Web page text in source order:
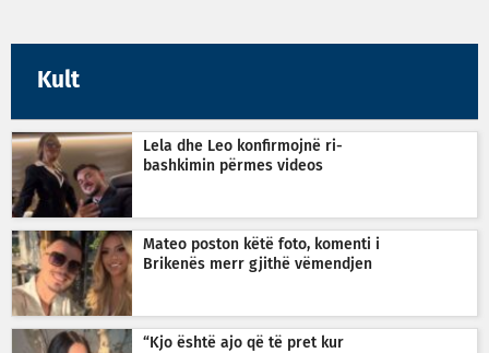
Kult
Lela dhe Leo konfirmojnë ri-
bashkimin përmes videos
Mateo poston këtë foto, komenti i
Brikenës merr gjithë vëmendjen
“Kjo është ajo që të pret kur